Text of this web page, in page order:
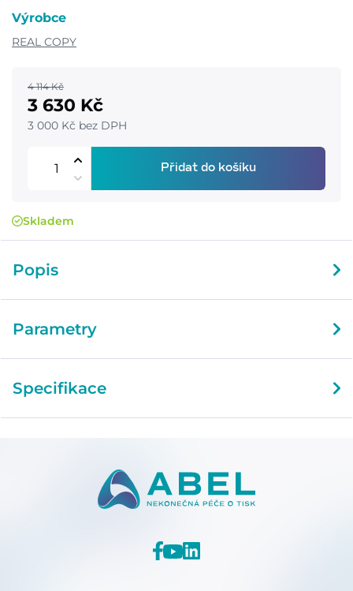
Výrobce
REAL COPY
4 114 Kč
3 630 Kč
3 000 Kč bez DPH
Přidat do košíku
Skladem
Popis
Parametry
Specifikace